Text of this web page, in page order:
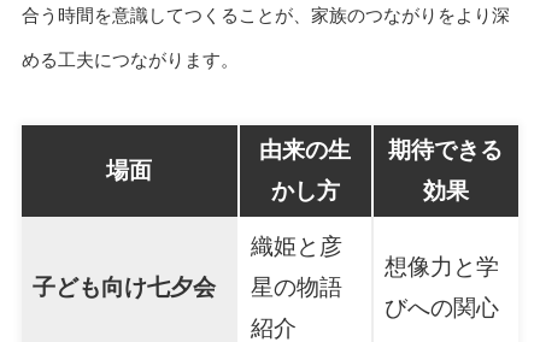
合う時間を意識してつくることが、家族のつながりをより深
める工夫につながります。
場面
由来の生
かし方
期待できる
効果
子ども向け七夕会
織姫と彦
星の物語
紹介
想像力と学
びへの関心